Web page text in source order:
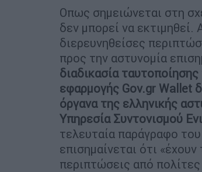
Οπως σημειώνεται στη
δεν μπορεί να
διερευνηθείσες
προς την αστυνομία
διαδικασία
εφαρμογής Gov.gr Wallet
όργανα της ελληνικής
Υπηρεσία Συντονισμού
τελευταία παράγραφο
επισημαίνεται ότι
περιπτώσεις από